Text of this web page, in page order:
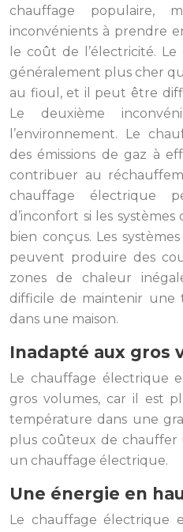
chauffage
inconvénients à prendre
le coût de l’électricité.
généralement plus cher
au fioul, et il peut être
Le deuxième
l’environnement. Le
des émissions de gaz à
contribuer au
chauffage électrique
d’inconfort si les
bien conçus. Les
peuvent produire des
zones de chaleur
difficile de maintenir une
dans une maison.
Inadapté aux gros
Le chauffage électrique
gros volumes, car il est
température dans une
plus coûteux de chauffer
un chauffage électrique.
Une énergie en
Le chauffage électrique